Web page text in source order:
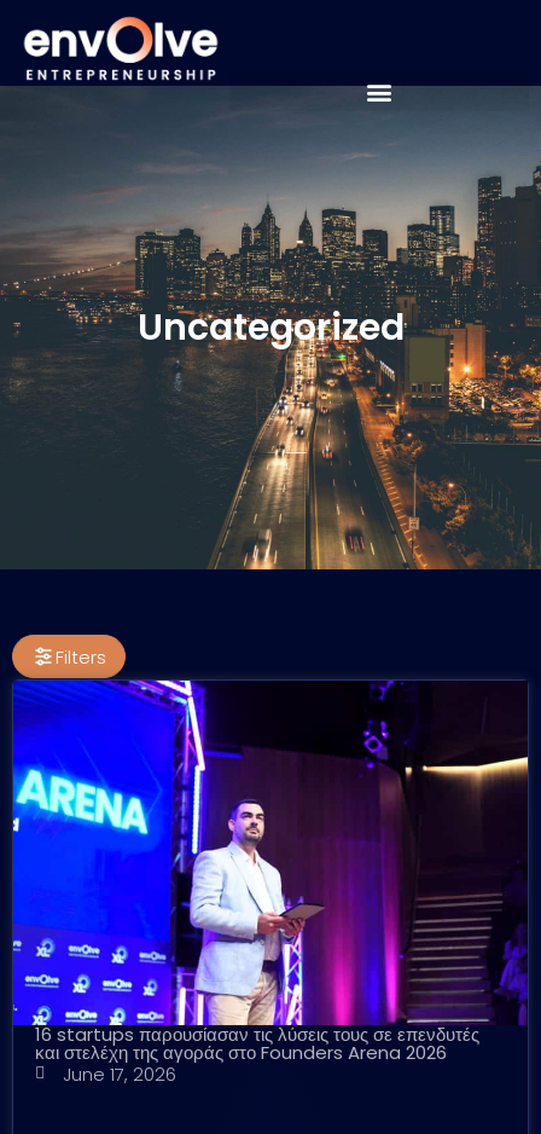
Uncategorized
Filters
16 startups παρουσίασαν τις λύσεις τους σε επενδυτές
και στελέχη της αγοράς στο Founders Arena 2026
June 17, 2026